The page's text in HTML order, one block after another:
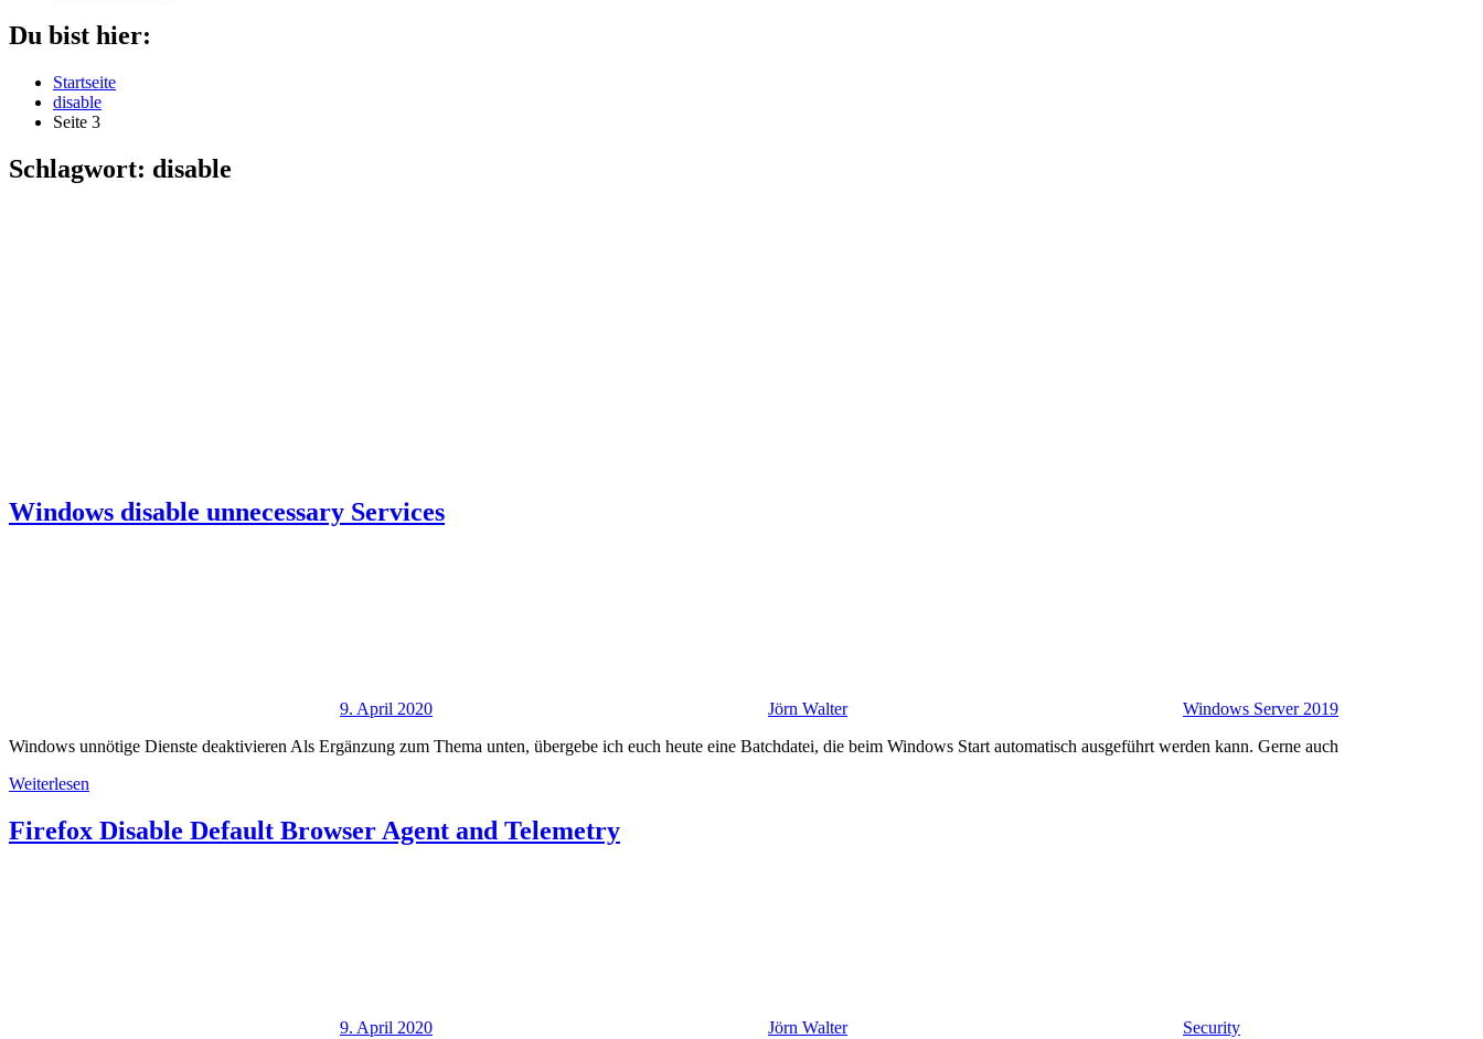
Du bist hier:
Startseite
disable
Seite 3
Schlagwort: disable
Windows disable unnecessary Services
9. April 2020 Jörn Walter
Windows Server 2019
Windows unnötige Dienste deaktivieren Als Ergänzung zum Thema unten, übergebe ich euch heute eine Batchdatei, die beim Windows Start automatisch ausgeführt werden kann. Gerne auch
Weiterlesen
Firefox Disable Default Browser Agent and Telemetry
9. April 2020 Jörn Walter
Security